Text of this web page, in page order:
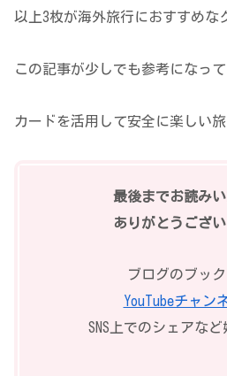
以上3枚が海外旅行におすすめな
この記事が少しでも参考になって
カードを活用して安全に楽しい
最後までお読みい
ありがとうござい
ブログのブッ
YouTubeチャン
SNS上でのシェアな